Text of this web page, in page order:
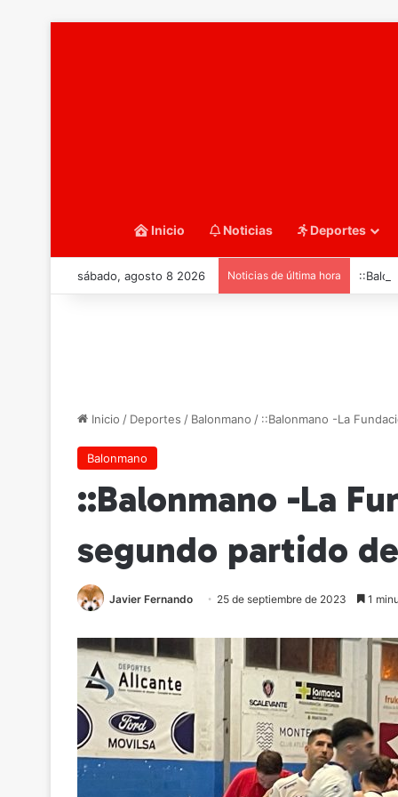
Inicio Noticias Deportes
sábado, agosto 8 2026 Noticias de última hora
Inicio / Deportes / Balonmano / ::Balonmano -La
Balonmano
::Balonmano -La
segundo partido
Javier Fernando 25 de septiembre de 2023 1